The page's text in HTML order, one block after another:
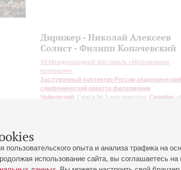
опыта и анализа трафика на
использование сайта, вы соглашаетесь
Дирижер - Николай Алексеев
Солист - Филипп Копачевский
XII Международный фестиваль «Музыкальная
коллекция»
Заслуженный коллектив России академический
симфонический оркестр филармонии
Чайковский: Сюита № 3 для оркестра; Скрябин: